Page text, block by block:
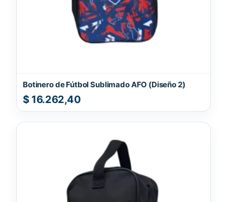
Botinero de Fútbol Sublimado AFO (Diseño 2)
$16.262,40